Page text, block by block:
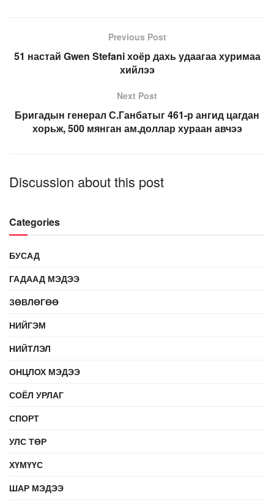
Previous Post
51 настай Gwen Stefani хоёр дахь удаагаа хуримаа
хийлээ
Next Post
Бригадын генерал С.Ганбатыг 461-р ангид цагдан
хорьж, 500 мянган ам.доллар хураан авчээ
Discussion about this post
Categories
БУСАД
ГАДААД МЭДЭЭ
ЗӨВЛӨГӨӨ
НИЙГЭМ
НИЙТЛЭЛ
ОНЦЛОХ МЭДЭЭ
СОЁЛ УРЛАГ
СПОРТ
УЛС ТӨР
ХҮМҮҮС
ШАР МЭДЭЭ